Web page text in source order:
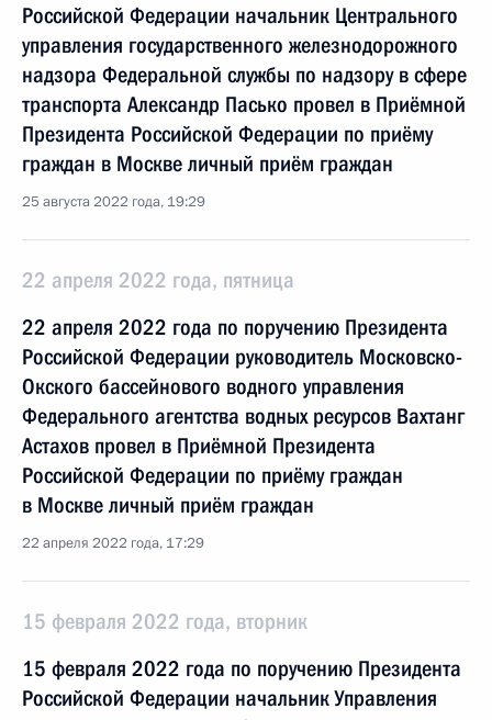
Российской Федерации начальник Центрального
управления государственного железнодорожного
надзора Федеральной службы по надзору в сфере
транспорта Александр Пасько провел в Приёмной
Президента Российской Федерации по приёму
граждан в Москве личный приём граждан
25 августа 2022 года, 19:29
22 апреля 2022 года, пятница
22 апреля 2022 года по поручению Президента
Российской Федерации руководитель Московско-
Окского бассейнового водного управления
Федерального агентства водных ресурсов Вахтанг
Астахов провел в Приёмной Президента
Российской Федерации по приёму граждан
в Москве личный приём граждан
22 апреля 2022 года, 17:29
15 февраля 2022 года, вторник
15 февраля 2022 года по поручению Президента
Российской Федерации начальник Управления